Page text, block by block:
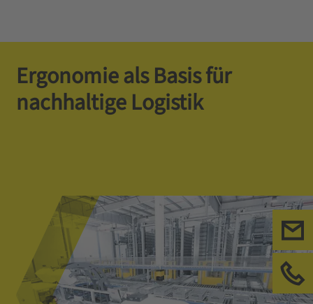
Ergonomie als Basis für
nachhaltige Logistik